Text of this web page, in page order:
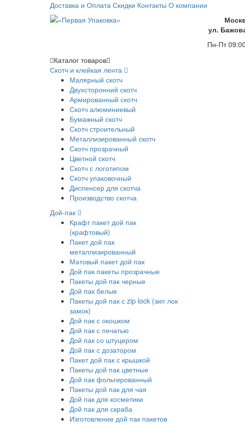
Доставка и Оплата Скидки Контакты О компании
ул.
Пн-Пт
Каталог товаров
Скотч и клейкая лента
Малярный скотч
Двухсторонний скотч
Армированный скотч
Скотч алюминиевый
Бумажный скотч
Скотч строительный
Металлизированный скотч
Скотч прозрачный
Цветной скотч
Скотч с логотипом
Скотч упаковочный
Диспенсер для скотча
Производство скотча
Дой-пак
Крафт пакет дой пак
(крафтовый)
Пакет дой пак
металлизированный
Матовый пакет дой пак
Дой пак пакеты прозрачные
Пакеты дой пак черные
Дой пак белые
Пакеты дой пак с zip lock (зип лок
замок)
Дой пак с окошком
Дой пак с печатью
Дой пак со штуцером
Дой пак с дозатором
Пакет дой пак с крышкой
Пакеты дой пак цветные
Дой пак фольгированный
Пакеты дой пак для чая
Дой пак для косметики
Дой пак для скраба
Изготовление дой пак пакетов